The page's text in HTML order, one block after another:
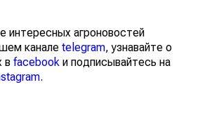
интересных агроновостей
канале telegram, узнавайте о
в facebook и подписывайтесь на
.